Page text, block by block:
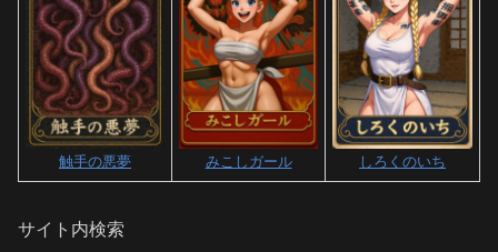
触手の悪夢 みこしガール しろくのいち
サイト内検索